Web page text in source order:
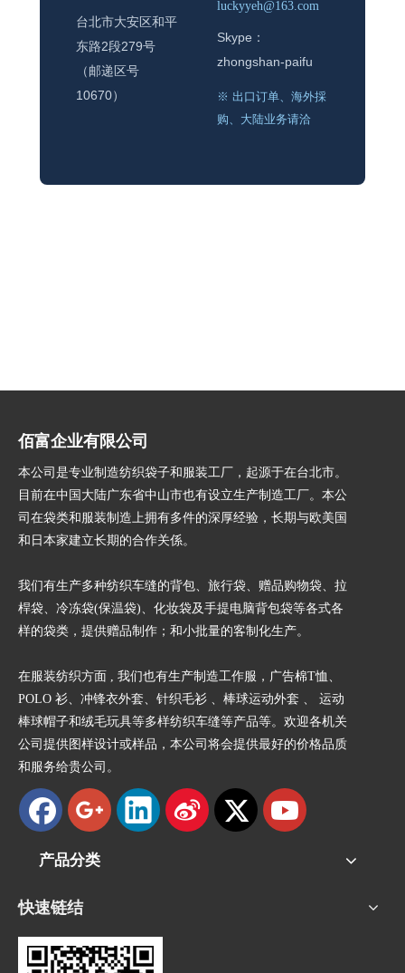
台北市大安区和平
东路2段279号
（邮递区号
10670）
luckyyeh@163.com
Skype：
zhongshan-paifu
※ 出口订单、海外採
购、大陆业务请洽
佰富企业有限公司
本公司是专业制造纺织袋子和服装工厂，起源于在台北市。
目前在中国大陆广东省中山市也有设立生产制造工厂。本公
司在袋类和服装制造上拥有多件的深厚经验，长期与欧美国
和日本家建立长期的合作关係。
我们有生产多种纺织车缝的背包、旅行袋、赠品购物袋、拉
桿袋、冷冻袋(保温袋)、化妆袋及手提电脑背包袋等各式各
样的袋类，提供赠品制作；和小批量的客制化生产。
在服装纺织方面 , 我们也有生产制造工作服，广告棉T恤、
POLO 衫、冲锋衣外套、针织毛衫 、棒球运动外套 、 运动
棒球帽子和绒毛玩具等多样纺织车缝等产品等。欢迎各机关
公司提供图样设计或样品，本公司将会提供最好的价格品质
和服务给贵公司。
产品分类
快速链结